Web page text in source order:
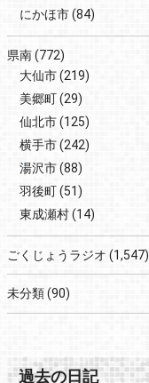
にかほ市(84)
県南(772)
大仙市(219)
美郷町(29)
仙北市(125)
横手市(242)
湯沢市(88)
羽後町(51)
東成瀬村(14)
ごくじょうラジオ (1,547)
未分類(90)
過去の日記